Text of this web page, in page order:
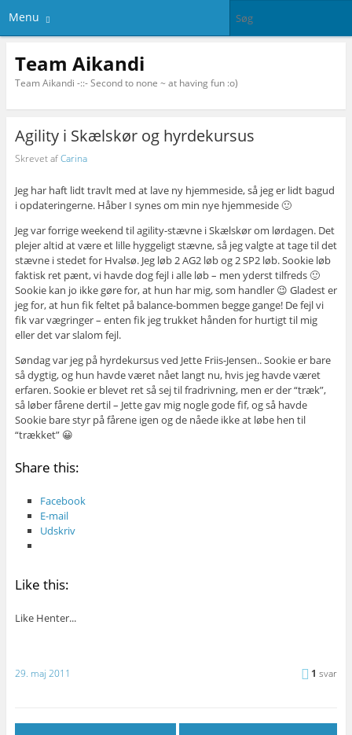
Menu
Team Aikandi
Team Aikandi -::- Second to none ~ at having fun :o)
Agility i Skælskør og hyrdekursus
Skrevet afCarina
Jeg har haft lidt travlt med at lave ny hjemmeside, så jeg er lidt bagud
i opdateringerne. Håber I synes om min nye hjemmeside 🙂
Jeg var forrige weekend til agility-stævne i Skælskør om lørdagen. Det
plejer altid at være et lille hyggeligt stævne, så jeg valgte at tage til det
stævne i stedet for Hvalsø. Jeg løb 2 AG2 løb og 2 SP2 løb. Sookie løb
faktisk ret pænt, vi havde dog fejl i alle løb – men yderst tilfreds 🙂
Sookie kan jo ikke gøre for, at hun har mig, som handler 😉 Gladest er
jeg for, at hun fik feltet på balance-bommen begge gange! De fejl vi
fik var vægringer – enten fik jeg trukket hånden for hurtigt til mig
eller det var slalom fejl.
Søndag var jeg på hyrdekursus ved Jette Friis-Jensen.. Sookie er bare
så dygtig, og hun havde været nået langt nu, hvis jeg havde været
erfaren. Sookie er blevet ret så sej til fradrivning, men er der “træk”,
så løber fårene dertil – Jette gav mig nogle gode fif, og så havde
Sookie bare styr på fårene igen og de nåede ikke at løbe hen til
“trækket” 😀
Share this:
Facebook
E-mail
Udskriv
Like this:
Like Henter...
29. maj 2011 1 svar